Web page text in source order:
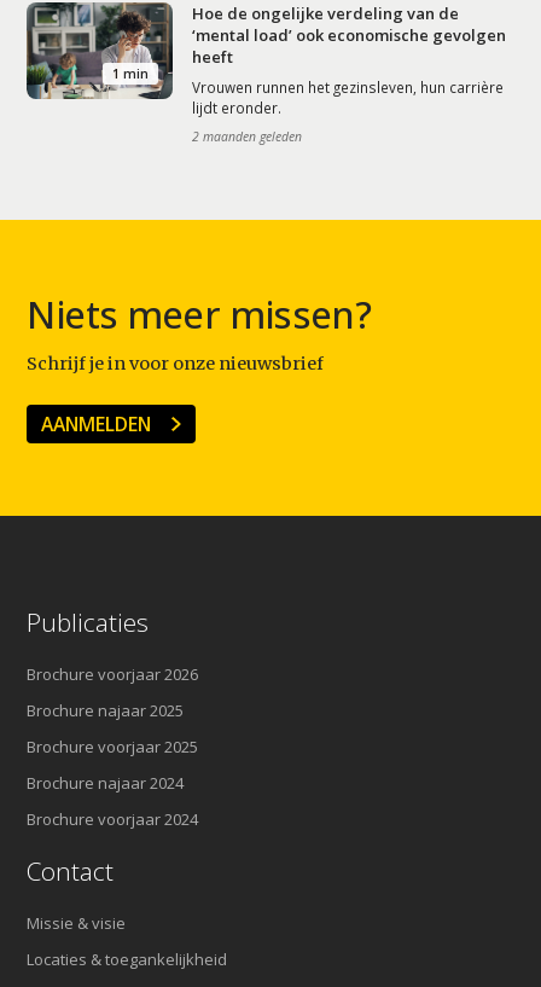
1 min
Hoe de ongelijke verdeling van de
‘mental load’ ook economische gevolgen
heeft
Vrouwen runnen het gezinsleven, hun carrière
lijdt eronder.
2 maanden geleden
Niets meer missen?
Schrijf je in voor onze nieuwsbrief
AANMELDEN
Publicaties
Brochure voorjaar 2026
Brochure najaar 2025
Brochure voorjaar 2025
Brochure najaar 2024
Brochure voorjaar 2024
Contact
Missie & visie
Locaties & toegankelijkheid